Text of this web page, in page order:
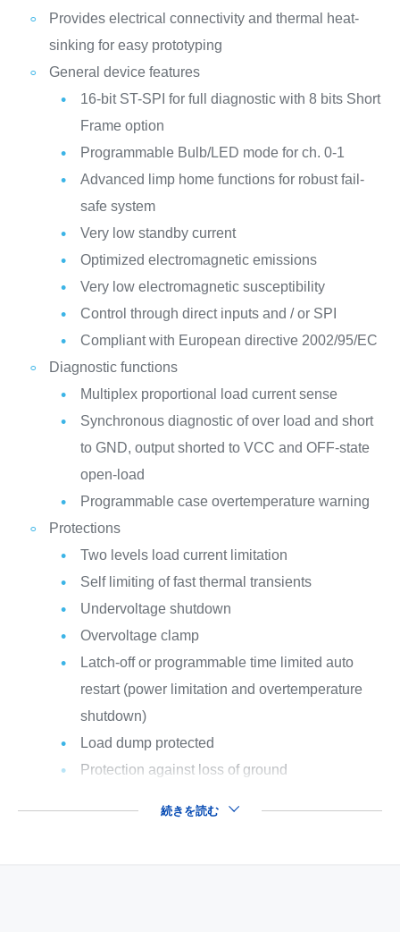
Provides electrical connectivity and thermal heat-
sinking for easy prototyping
General device features
16-bit ST-SPI for full diagnostic with 8 bits Short
Frame option
Programmable Bulb/LED mode for ch. 0-1
Advanced limp home functions for robust fail-
safe system
Very low standby current
Optimized electromagnetic emissions
Very low electromagnetic susceptibility
Control through direct inputs and / or SPI
Compliant with European directive 2002/95/EC
Diagnostic functions
Multiplex proportional load current sense
Synchronous diagnostic of over load and short
to GND, output shorted to VCC and OFF-state
open-load
Programmable case overtemperature warning
Protections
Two levels load current limitation
Self limiting of fast thermal transients
Undervoltage shutdown
Overvoltage clamp
Latch-off or programmable time limited auto
restart (power limitation and overtemperature
shutdown)
Load dump protected
Protection against loss of ground
続きを読む